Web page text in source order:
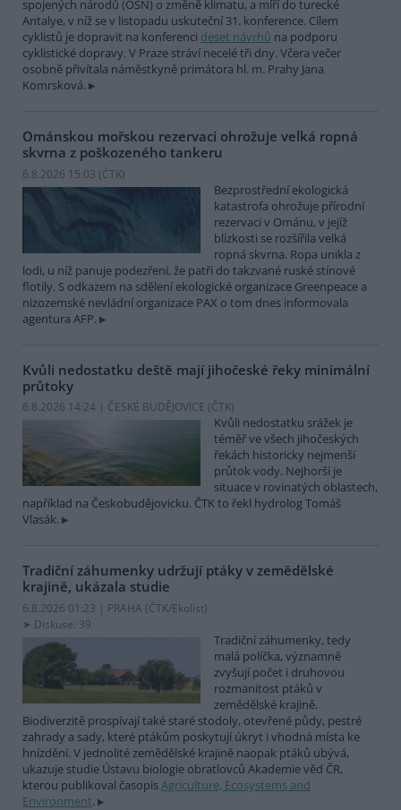
spojených národů (OSN) o změně klimatu, a míří do turecké
Antalye, v níž se v listopadu uskuteční 31. konference. Cílem
cyklistů je dopravit na konferenci deset návrhů na podporu
cyklistické dopravy. V Praze stráví necelé tři dny. Včera večer
osobně přivítala náměstkyně primátora hl. m. Prahy Jana
Komrsková.
Ománskou mořskou rezervaci ohrožuje velká ropná
skvrna z poškozeného tankeru
6.8.2026 15:03 (ČTK)
Bezprostřední ekologická
katastrofa ohrožuje přírodní
rezervaci v Ománu, v jejíž
blízkosti se rozšířila velká
ropná skvrna. Ropa unikla z
lodi, u níž panuje podezření, že patří do takzvané ruské stínové
flotily. S odkazem na sdělení ekologické organizace Greenpeace a
nizozemské nevládní organizace PAX o tom dnes informovala
agentura AFP.
Kvůli nedostatku deště mají jihočeské řeky minimální
průtoky
6.8.2026 14:24 | ČESKÉ BUDĚJOVICE (ČTK)
Kvůli nedostatku srážek je
téměř ve všech jihočeských
řekách historicky nejmenší
průtok vody. Nejhorší je
situace v rovinatých oblastech,
například na Českobudějovicku. ČTK to řekl hydrolog Tomáš
Vlasák.
Tradiční záhumenky udržují ptáky v zemědělské
krajině, ukázala studie
6.8.2026 01:23 | PRAHA (ČTK/Ekolist)
Diskuse: 39
Tradiční záhumenky, tedy
malá políčka, významně
zvyšují počet i druhovou
rozmanitost ptáků v
zemědělské krajině.
Biodiverzitě prospívají také staré stodoly, otevřené půdy, pestré
zahrady a sady, které ptákům poskytují úkryt i vhodná místa ke
hnízdění. V jednolité zemědělské krajině naopak ptáků ubývá,
ukazuje studie Ústavu biologie obratlovců Akademie věd ČR,
kterou publikoval časopisAgriculture, Ecosystems and
Environment.